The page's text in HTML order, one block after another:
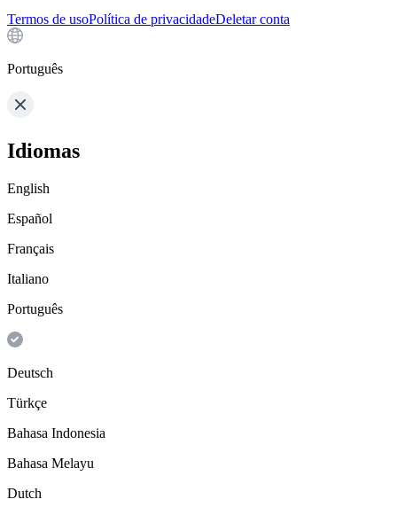
Termos de usoPolítica de privacidadeDeletar conta
Português
Idiomas
English
Español
Français
Italiano
Português
Deutsch
Türkçe
Bahasa Indonesia
Bahasa Melayu
Dutch